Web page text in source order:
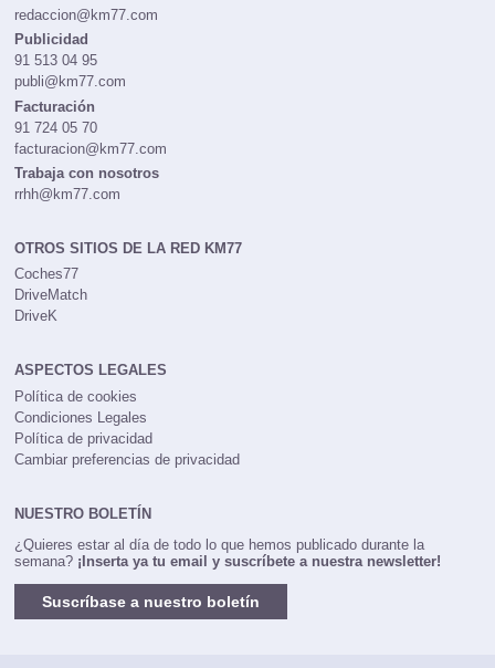
redaccion@km77.com
Publicidad
91 513 04 95
publi@km77.com
Facturación
91 724 05 70
facturacion@km77.com
Trabaja con nosotros
rrhh@km77.com
OTROS SITIOS DE LA RED KM77
Coches77
DriveMatch
DriveK
ASPECTOS LEGALES
Política de cookies
Condiciones Legales
Política de privacidad
Cambiar preferencias de privacidad
NUESTRO BOLETÍN
¿Quieres estar al día de todo lo que hemos publicado durante la
semana? ¡Inserta ya tu email y suscríbete a nuestra newsletter!
Suscríbase a nuestro boletín